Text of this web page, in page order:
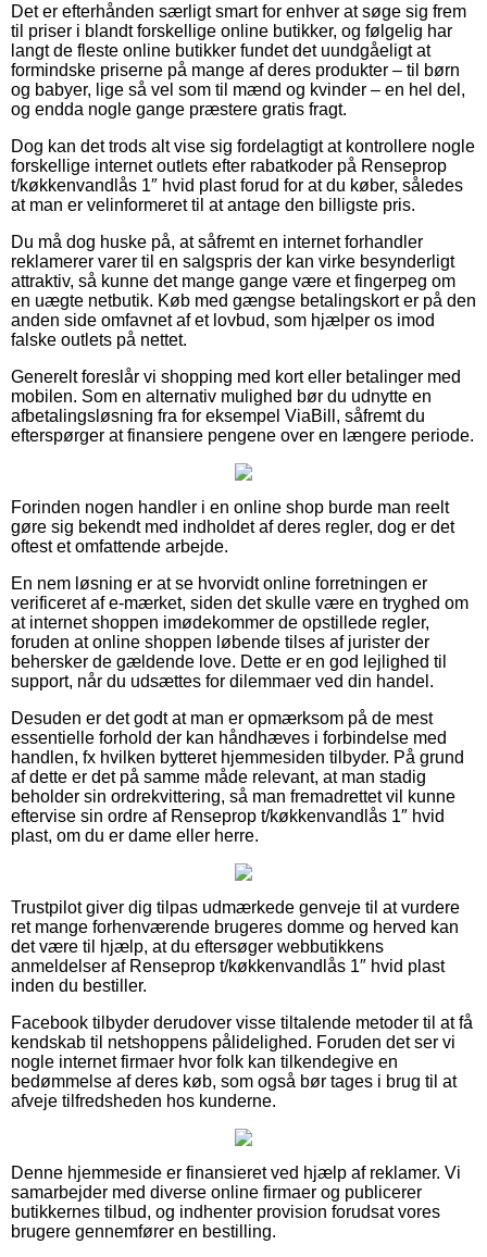
Det er efterhånden særligt smart for enhver at søge sig frem
til priser i blandt forskellige online butikker, og følgelig har
langt de fleste online butikker fundet det uundgåeligt at
formindske priserne på mange af deres produkter – til børn
og babyer, lige så vel som til mænd og kvinder – en hel del,
og endda nogle gange præstere gratis fragt.
Dog kan det trods alt vise sig fordelagtigt at kontrollere nogle
forskellige internet outlets efter rabatkoder på Renseprop
t/køkkenvandlås 1″ hvid plast forud for at du køber, således
at man er velinformeret til at antage den billigste pris.
Du må dog huske på, at såfremt en internet forhandler
reklamerer varer til en salgspris der kan virke besynderligt
attraktiv, så kunne det mange gange være et fingerpeg om
en uægte netbutik. Køb med gængse betalingskort er på den
anden side omfavnet af et lovbud, som hjælper os imod
falske outlets på nettet.
Generelt foreslår vi shopping med kort eller betalinger med
mobilen. Som en alternativ mulighed bør du udnytte en
afbetalingsløsning fra for eksempel ViaBill, såfremt du
efterspørger at finansiere pengene over en længere periode.
Forinden nogen handler i en online shop burde man reelt
gøre sig bekendt med indholdet af deres regler, dog er det
oftest et omfattende arbejde.
En nem løsning er at se hvorvidt online forretningen er
verificeret af e-mærket, siden det skulle være en tryghed om
at internet shoppen imødekommer de opstillede regler,
foruden at online shoppen løbende tilses af jurister der
behersker de gældende love. Dette er en god lejlighed til
support, når du udsættes for dilemmaer ved din handel.
Desuden er det godt at man er opmærksom på de mest
essentielle forhold der kan håndhæves i forbindelse med
handlen, fx hvilken bytteret hjemmesiden tilbyder. På grund
af dette er det på samme måde relevant, at man stadig
beholder sin ordrekvittering, så man fremadrettet vil kunne
eftervise sin ordre af Renseprop t/køkkenvandlås 1″ hvid
plast, om du er dame eller herre.
Trustpilot giver dig tilpas udmærkede genveje til at vurdere
ret mange forhenværende brugeres domme og herved kan
det være til hjælp, at du eftersøger webbutikkens
anmeldelser af Renseprop t/køkkenvandlås 1″ hvid plast
inden du bestiller.
Facebook tilbyder derudover visse tiltalende metoder til at få
kendskab til netshoppens pålidelighed. Foruden det ser vi
nogle internet firmaer hvor folk kan tilkendegive en
bedømmelse af deres køb, som også bør tages i brug til at
afveje tilfredsheden hos kunderne.
Denne hjemmeside er finansieret ved hjælp af reklamer. Vi
samarbejder med diverse online firmaer og publicerer
butikkernes tilbud, og indhenter provision forudsat vores
brugere gennemfører en bestilling.